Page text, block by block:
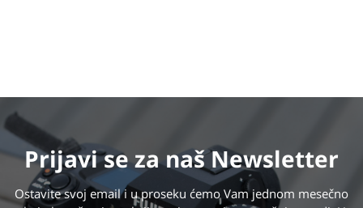
Prijavi seza naš Newsletter
Ostavite svoj email i u proseku ćemo Vam jednom mesečno